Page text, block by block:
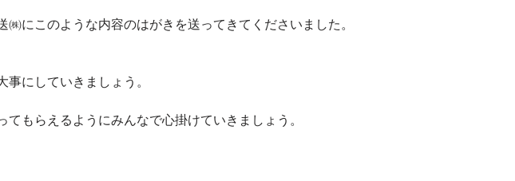
にこのような内容のはがきを送ってきてくださいました。
にしていきましょう。
もらえるようにみんなで心掛けていきましょう。